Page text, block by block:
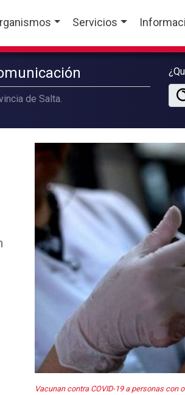
Servicios
de Salta.
Vacunan contra COVID-19 a personas